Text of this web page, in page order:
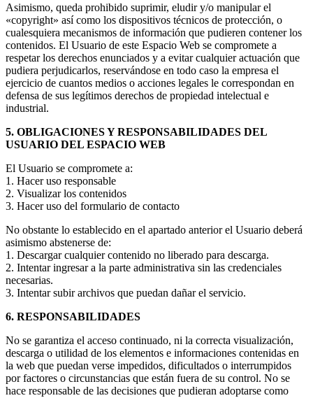
Asimismo, queda prohibido suprimir, eludir y/o manipular el
«copyright» así como los dispositivos técnicos de protección, o
cualesquiera mecanismos de información que pudieren contener los
contenidos. El Usuario de este Espacio Web se compromete a
respetar los derechos enunciados y a evitar cualquier actuación que
pudiera perjudicarlos, reservándose en todo caso la empresa el
ejercicio de cuantos medios o acciones legales le correspondan en
defensa de sus legítimos derechos de propiedad intelectual e
industrial.
5. OBLIGACIONES Y RESPONSABILIDADES DEL
USUARIO DEL ESPACIO WEB
El Usuario se compromete a:
1. Hacer uso responsable
2. Visualizar los contenidos
3. Hacer uso del formulario de contacto
No obstante lo establecido en el apartado anterior el Usuario deberá
asimismo abstenerse de:
1. Descargar cualquier contenido no liberado para descarga.
2. Intentar ingresar a la parte administrativa sin las credenciales
necesarias.
3. Intentar subir archivos que puedan dañar el servicio.
6. RESPONSABILIDADES
No se garantiza el acceso continuado, ni la correcta visualización,
descarga o utilidad de los elementos e informaciones contenidas en
la web que puedan verse impedidos, dificultados o interrumpidos
por factores o circunstancias que están fuera de su control. No se
hace responsable de las decisiones que pudieran adoptarse como